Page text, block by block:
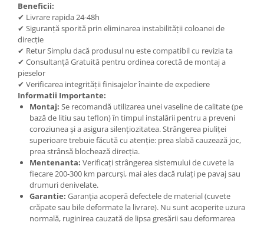
Beneficii:
✔ Livrare rapida 24-48h
✔ Siguranță sporită prin eliminarea instabilității coloanei de
direcție
✔ Retur Simplu dacă produsul nu este compatibil cu revizia ta
✔ Consultanță Gratuită pentru ordinea corectă de montaj a
pieselor
✔ Verificarea integrității finisajelor înainte de expediere
Informatii Importante:
Montaj: Se recomandă utilizarea unei vaseline de calitate (pe
bază de litiu sau teflon) în timpul instalării pentru a preveni
coroziunea și a asigura silențiozitatea. Strângerea piuliței
superioare trebuie făcută cu atenție: prea slabă cauzează joc,
prea strânsă blochează direcția.
Mentenanta: Verificați strângerea sistemului de cuvete la
fiecare 200-300 km parcurși, mai ales dacă rulați pe pavaj sau
drumuri denivelate.
Garantie: Garanția acoperă defectele de material (cuvete
crăpate sau bile deformate la livrare). Nu sunt acoperite uzura
normală, ruginirea cauzată de lipsa gresării sau deformarea